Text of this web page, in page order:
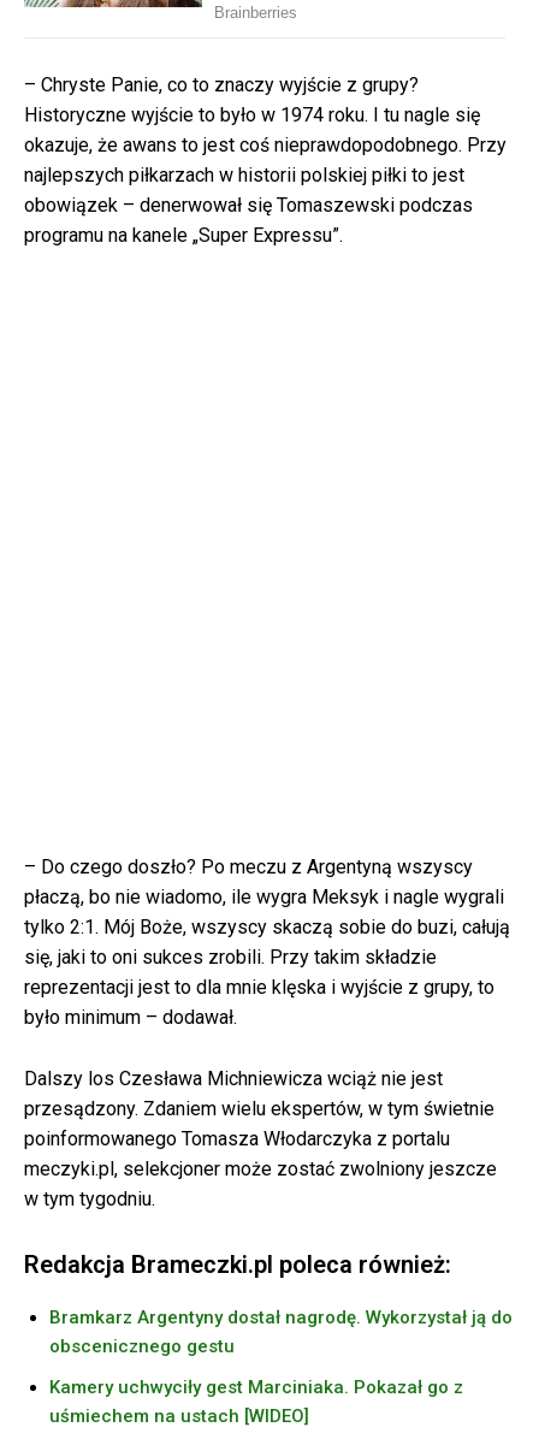
– Chryste Panie, co to znaczy wyjście z grupy?
Historyczne wyjście to było w 1974 roku. I tu nagle się
okazuje, że awans to jest coś nieprawdopodobnego. Przy
najlepszych piłkarzach w historii polskiej piłki to jest
obowiązek – denerwował się Tomaszewski podczas
programu na kanele „Super Expressu”.
– Do czego doszło? Po meczu z Argentyną wszyscy
płaczą, bo nie wiadomo, ile wygra Meksyk i nagle wygrali
tylko 2:1. Mój Boże, wszyscy skaczą sobie do buzi, całują
się, jaki to oni sukces zrobili. Przy takim składzie
reprezentacji jest to dla mnie klęska i wyjście z grupy, to
było minimum – dodawał.
Dalszy los Czesława Michniewicza wciąż nie jest
przesądzony. Zdaniem wielu ekspertów, w tym świetnie
poinformowanego Tomasza Włodarczyka z portalu
meczyki.pl, selekcjoner może zostać zwolniony jeszcze
w tym tygodniu.
Redakcja Brameczki.pl poleca również:
Bramkarz Argentyny dostał nagrodę. Wykorzystał ją do
obscenicznego gestu
Kamery uchwyciły gest Marciniaka. Pokazał go z
uśmiechem na ustach [WIDEO]